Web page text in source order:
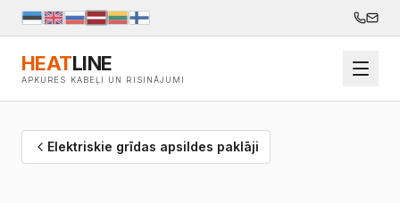
HEATLINE
APKURES KABEĻI UN RISINĀJUMI
Elektriskie grīdas apsildes paklāji